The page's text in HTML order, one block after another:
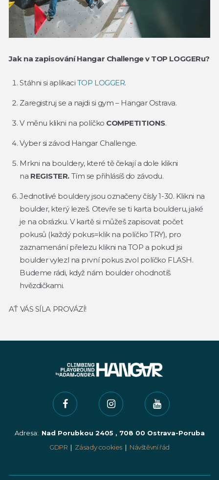
Jak na zapisování Hangar Challenge v TOP LOGGERu?
Stáhni si aplikaci TOP LOGGER.
Zaregistruj se a najdi si gym – Hangar Ostrava.
V měnu klikni na políčko COMPETITIONS.
Vyber si závod Hangar Challenge.
Mrkni na bouldery, které tě čekají a dole klikni
na REGISTER. Tím se přihlásíš do závodu.
Jednotlivé bouldery jsou označeny čísly 1-30. Klikni na
boulder, který lezeš. Otevře se ti karta boulderu, jaké
je na obrázku. V kartě si můžeš zapisovat počet
pokusů (každý pokus=klik na políčko TRY), pro
zaznamenání přelezu klikni na TOP a pokud jsi
boulder vylezl na první pokus zvol políčko FLASH.
Budeme rádi, když nám boulder ohodnotíš
hvězdičkami.
AŤ VÁS SÍLA PROVÁZÍ!
Adresa: Nad Porubkou 2405 , 708 00 Ostrava-Poruba
GDPR | Zásady cookies | Návštěvní řád